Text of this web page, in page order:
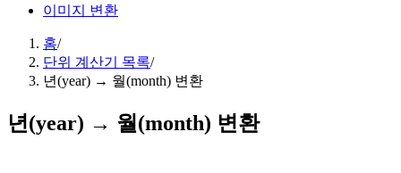
이미지 변환
홈/
단위 계산기 목록/
년(year) → 월(month) 변환
년(year) → 월(month) 변환